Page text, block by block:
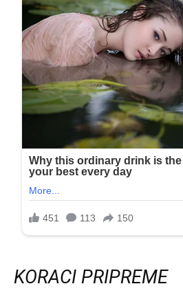
KORACI PRIPREME